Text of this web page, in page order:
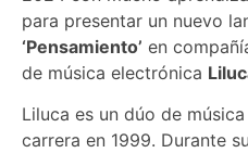
para presentar un nuevo
‘Pensamiento’ en
de música electrónica
Liluca es un dúo de
carrera en 1999. Durante